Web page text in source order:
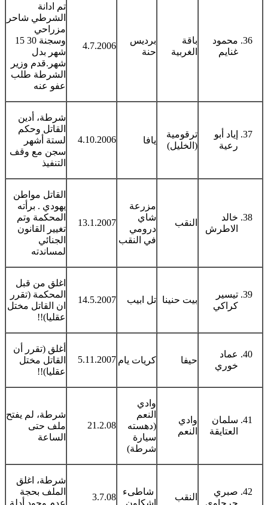
محمود
غنايم
باقة
الغربية
برديس
حنة
4.7.2006
تم ادانة
الشرطي شاحر
مزراحي
وسجنة 30 15
شهر بدل
شهر.قدم وزير
الشرطة طلب
عفو عنه
إياد أبو
رعية
ترقومية
(الخليل)
يافا 4.10.2006
شرطة، أدين
القاتل وحكم
لستة أشهر
سجن مع وقف
التنفيذ
خالد
الاطرش
النقب
مزرعة
شاي
درومي
في النقب
13.1.2007
القاتل مواطن
يهودي . برأته
المحكمة وتم
تغيير القانون
الجنائي
لمساندته
تيسير
كراكي
بيت حنينا تل ابيب 14.5.2007
اغلق من قبل
المحكمة (تقرر
ان القاتل مختل
عقليا)!!
عماد
خوري
حيفا كريات يام 5.11.2007
أغلق (تقرر أن
القاتل مختل
عقليا)!!
سلمان
العتايقة
وادي
النعم
وادي
النعم
(دهسته
سيارة
شرطة)
21.2.08
شرطة، لم يفتح
ملف حتى
الساعة
صبري
جرجاوي
النقب
شاطىء
اشكلون
3.7.08
شرطة، اغلق
الملف بحجة
عدم وجود أدلة